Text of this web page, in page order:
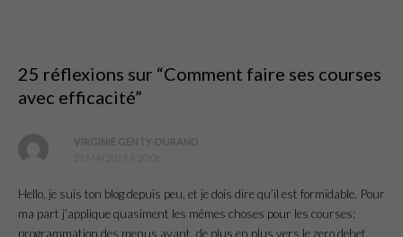
25 réflexions sur “Comment faire ses courses
avec efficacité”
VIRGINIE GENTY-DURAND
21 MAI 2019 À 20:06
Hello, je suis ton blog depuis peu, et je dois dire qu’il est formidable. Pour
ma part j’applique quasiment les mêmes choses pour les courses:
programmation des menus avant, de plus en plus vers le zero dehet.